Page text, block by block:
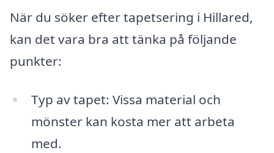
När du söker efter tapetsering i Hillared,
kan det vara bra att tänka på följande
punkter:
Typ av tapet: Vissa material och
mönster kan kosta mer att arbeta
med.